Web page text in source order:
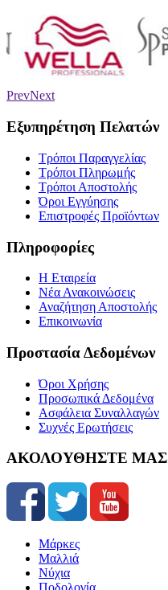
ΦΠΑ
PrevNext
Εξυπηρέτηση Πελατών
Τρόποι Παραγγελίας
Τρόποι Πληρωμής
Τρόποι Αποστολής
Όροι Εγγύησης
Επιστροφές Προϊόντων
Πληροφορίες
Η Εταιρεία
Νέα Ανακοινώσεις
Αναζήτηση Αποστολής
Επικοινωνία
Προστασία Δεδομένων
Όροι Χρήσης
Προσωπικά Δεδομένα
Ασφάλεια Συναλλαγών
Συχνές Ερωτήσεις
ΑΚΟΛΟΥΘΗΣΤΕ ΜΑΣ
Μάρκες
Μαλλιά
Νύχια